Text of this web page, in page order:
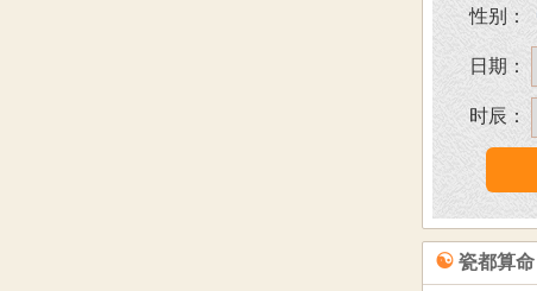
性别：
日期：
时辰：
☯ 瓷都算命